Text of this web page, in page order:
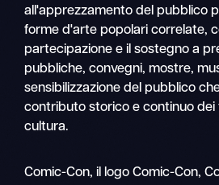
all'apprezzamento del pubblico
forme d'arte popolari correlate,
partecipazione e il sostegno a
pubbliche, convegni, mostre,
sensibilizzazione del pubblico
contributo storico e continuo dei
cultura.
Comic-Con, il logo Comic-Con,